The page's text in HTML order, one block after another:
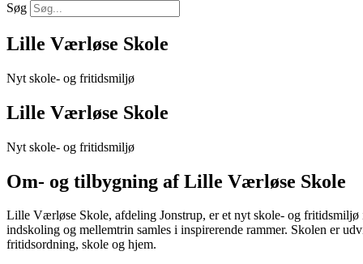
Søg
Lille Værløse Skole
Nyt skole- og fritidsmiljø
Lille Værløse Skole
Nyt skole- og fritidsmiljø
Om- og tilbygning af Lille Værløse Skole
Lille Værløse Skole, afdeling Jonstrup, er et nyt skole- og fritidsmiljø
indskoling og mellemtrin samles i inspirerende rammer. Skolen er
fritidsordning, skole og hjem.